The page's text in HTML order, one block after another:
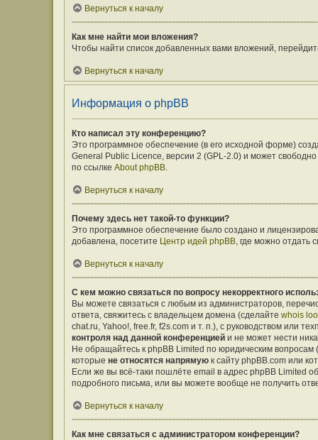
Вернуться к началу
Как мне найти мои вложения?
Чтобы найти список добавленных вами вложений,
Вернуться к началу
Информация о phpBB
Кто написал эту конференцию?
Это программное обеспечение (в его исходной форме)
General Public Licence, версии 2 (GPL-2.0) и может
по ссылке About phpBB.
Вернуться к началу
Почему здесь нет такой-то функции?
Это программное обеспечение было создано и
добавлена, посетите Центр идей phpBB, где можно отдать
Вернуться к началу
С кем можно связаться по вопросу некорректного
Вы можете связаться с любым из администраторов,
ответа, свяжитесь с владельцем домена (сделайте whois
chat.ru, Yahoo!, free.fr, f2s.com и т. п.), с руководством или
контроля над данной конференцией и не может нести
Не обращайтесь к phpBB Limited по юридическим вопросам
которые не относятся напрямую к сайту phpBB.com или
Если же вы всё-таки пошлёте email в адрес phpBB Limited
подробного письма, или вы можете вообще не получить
Вернуться к началу
Как мне связаться с администратором конференции?